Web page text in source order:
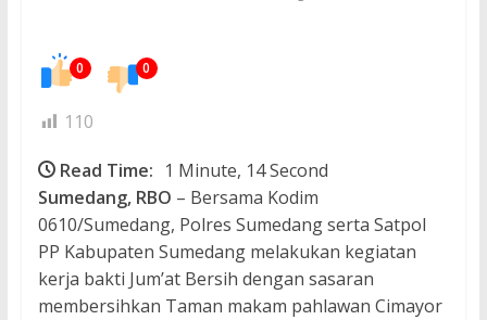
0 0
110
Read Time: 1 Minute, 14 Second
Sumedang, RBO – Bersama Kodim
0610/Sumedang, Polres Sumedang serta Satpol
PP Kabupaten Sumedang melakukan kegiatan
kerja bakti Jum’at Bersih dengan sasaran
membersihkan Taman makam pahlawan Cimayor